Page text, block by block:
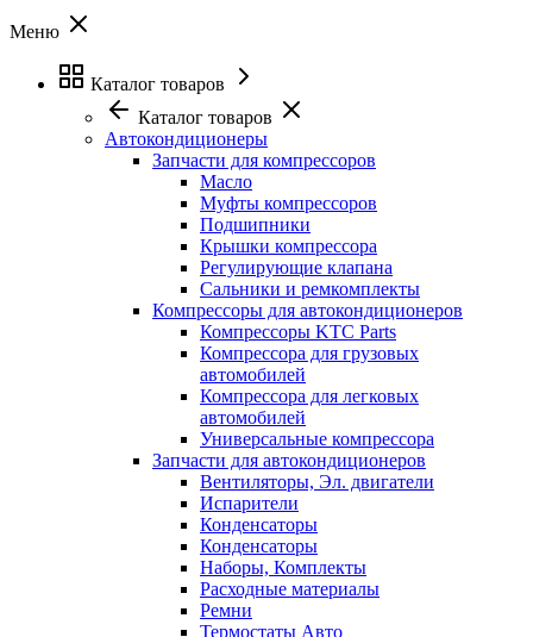
Меню
Каталог товаров
Каталог товаров
Автокондиционеры
Запчасти для компрессоров
Масло
Муфты компрессоров
Подшипники
Крышки компрессора
Регулирующие клапана
Сальники и ремкомплекты
Компрессоры для автокондиционеров
Компрессоры KTC Parts
Компрессора для грузовых
автомобилей
Компрессора для легковых
автомобилей
Универсальные компрессора
Запчасти для автокондиционеров
Вентиляторы, Эл. двигатели
Испарители
Конденсаторы
Конденсаторы
Наборы, Комплекты
Расходные материалы
Ремни
Термостаты Авто